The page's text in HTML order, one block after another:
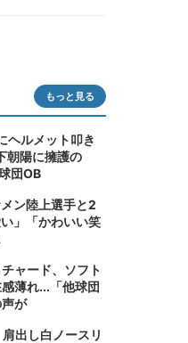
もっと見る
ヘルメット叩き
朝陽に擁護の
団OB
ン陸上選手と2
」「かわいい笑
ャード、ソフト
薄れ...「他球団
が
出し白ノースリ